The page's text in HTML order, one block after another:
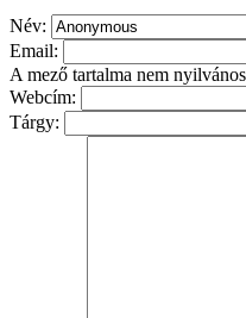
Név:
Email:
A mező tartalma nem
Webcím:
Tárgy: